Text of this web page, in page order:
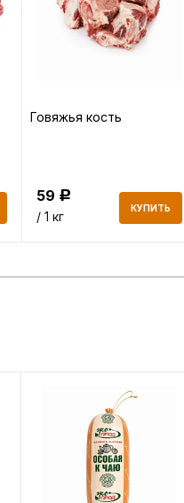
Говяжья кость
59 Р
/ 1 кг
КУПИТЬ